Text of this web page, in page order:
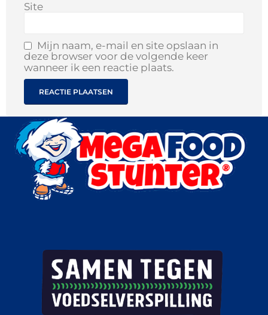
Site
Mijn naam, e-mail en site opslaan in
deze browser voor de volgende keer
wanneer ik een reactie plaats.